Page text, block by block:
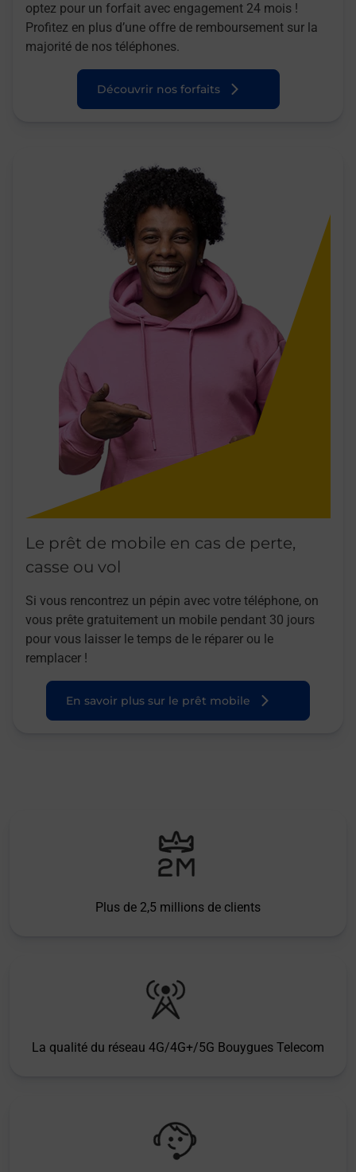
optez pour un forfait avec engagement 24 mois !
Profitez en plus d’une offre de remboursement sur la
majorité de nos téléphones.
Découvrir nos forfaits
Le prêt de mobile en cas de perte,
casse ou vol
Si vous rencontrez un pépin avec votre téléphone, on
vous prête gratuitement un mobile pendant 30 jours
pour vous laisser le temps de le réparer ou le
remplacer !
En savoir plus sur le prêt mobile
Plus de 2,5 millions de clients
La qualité du réseau 4G/4G+/5G Bouygues Telecom